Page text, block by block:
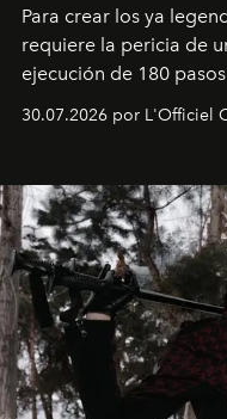
Para crear los ya
requiere la pericia de
ejecución de 180
que se enseña
30.07.2026 por L'Officiel